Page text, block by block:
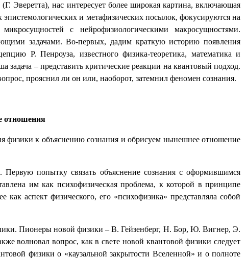
Эверетта), нас интересует более широкая картина, включающая
эпистемологических и метафизических посылок, фокусируются на
с нейрофизиологическими макросущностями.
задачами. Во-первых, дадим краткую историю появления
Р. Пенроуза, известного физика-теоретика, математика и
задача – представить критические реакции на квантовый подход.
прояснил ли он или, наоборот, затемнил феномен сознания.
отношения
физики к объяснению сознания и обрисуем нынешнее отношение
попытку связать объяснение сознания с оформившимся
им как психофизическая проблема, к которой в принципе
аспект физического, его «психофизика» представляла собой
Пионеры новой физики – В. Гейзенберг, Н. Бор, Ю. Вигнер, Э.
волновал вопрос, как в свете новой квантовой физики следует
физики о «каузальной закрытости Вселенной» и о полноте